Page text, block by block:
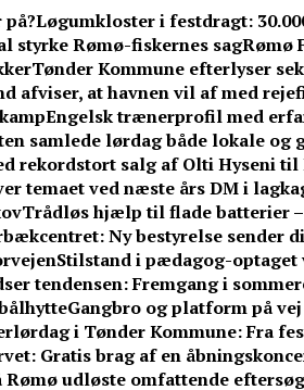
Løgumkloster i festdragt:
styrke Rømø-fiskernes sagRømø
Tønder Kommune efterlyser
afviser, at havnen vil af med
Engelsk trænerprofil med
samlede lørdag både lokale og
rekordstort salg af Olti Hyseni til
temaet ved næste års DM i
Trådløs hjælp til flade batterier
Ny bestyrelse sender
Stilstand i pædagog-
tendensen: Fremgang i
Gangbro og platform på
i Tønder Kommune: Fra
Gratis brag af en
udløste omfattende